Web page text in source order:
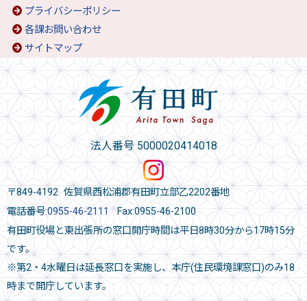
プライバシーポリシー
各課お問い合わせ
サイトマップ
法人番号 5000020414018
〒849-4192 佐賀県西松浦郡有田町立部乙2202番地
電話番号:0955-46-2111 Fax:0955-46-2100
有田町役場と東出張所の窓口開庁時間は平日8時30分から17時15分
です。
※第2・4水曜日は延長窓口を実施し、本庁(住民環境課窓口)のみ18
時まで開庁しています。